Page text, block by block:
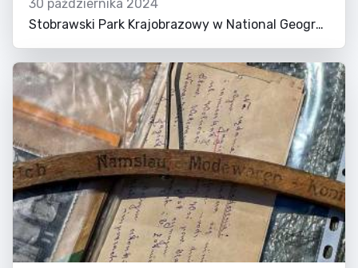
30 października 2024
Stobrawski Park Krajobrazowy w National Geographic!